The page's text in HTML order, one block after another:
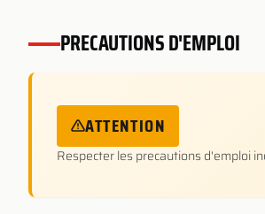
PRECAUTIONS D'EMPLOI
ATTENTION
Respecter les precautions d'emploi